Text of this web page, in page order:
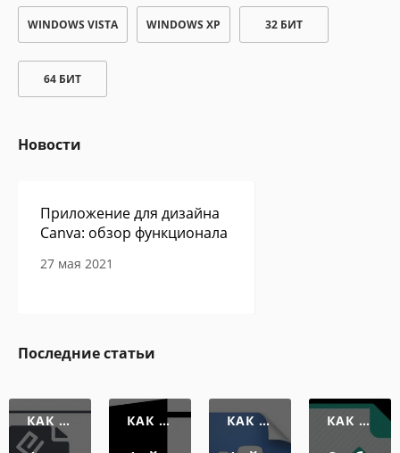
WINDOWS VISTA WINDOWS XP 32 БИТ
64 БИТ
Новости
Приложение для дизайна
Canva: обзор функционала
27 мая 2021
Сам себе программист -
авторская колонка Павла
27 мая 2021
Последние статьи
КАК О
ТКРЫТ
КАК О
КАК О
ТКРЫТ
КАК О
ТКРЫТ